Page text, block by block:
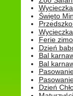
Święto
Ferie
Dzień
Bal
Bal
Dzień